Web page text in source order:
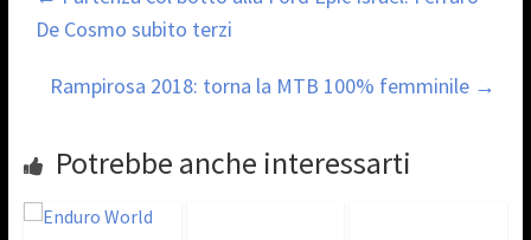
De Cosmo subito terzi
Rampirosa 2018: torna la MTB 100% femminile →
Potrebbe anche interessarti